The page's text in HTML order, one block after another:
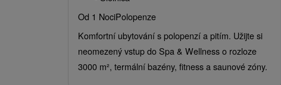
Od 1 NociPolopenze
Komfortní ubytování s polopenzí a pitím. Užijte si
neomezený vstup do Spa & Wellness o rozloze
3000 m², termální bazény, fitness a saunové zóny.